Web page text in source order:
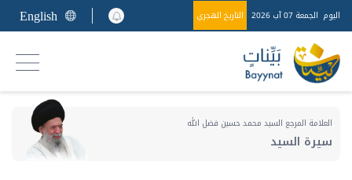
اليوم الجمعة 07 آب 2026 التاريخ الهجري English
العلامة المرجع السيد محمد حسين فضل الله
سيرة السيد